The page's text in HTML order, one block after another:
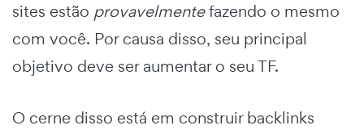
sites estão provavelmentefazendo o mesmo
com você. Por causa disso, seu principal
objetivo deve ser aumentar o seu TF.
O cerne disso está em construir backlinks